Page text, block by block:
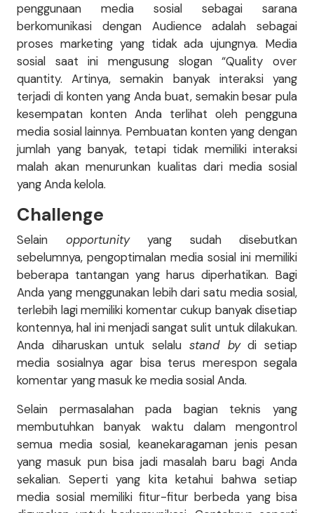
penggunaan media sosial sebagai sarana
berkomunikasi dengan Audience adalah sebagai
proses marketing yang tidak ada ujungnya. Media
sosial saat ini mengusung slogan “Quality over
quantity. Artinya, semakin banyak interaksi yang
terjadi di konten yang Anda buat, semakin besar pula
kesempatan konten Anda terlihat oleh pengguna
media sosial lainnya. Pembuatan konten yang dengan
jumlah yang banyak, tetapi tidak memiliki interaksi
malah akan menurunkan kualitas dari media sosial
yang Anda kelola.
Challenge
Selain opportunityyang sudah disebutkan
sebelumnya, pengoptimalan media sosial ini memiliki
beberapa tantangan yang harus diperhatikan. Bagi
Anda yang menggunakan lebih dari satu media sosial,
terlebih lagi memiliki komentar cukup banyak disetiap
kontennya, hal ini menjadi sangat sulit untuk dilakukan.
Anda diharuskan untuk selalu stand bydi setiap
media sosialnya agar bisa terus merespon segala
komentar yang masuk ke media sosial Anda.
Selain permasalahan pada bagian teknis yang
membutuhkan banyak waktu dalam mengontrol
semua media sosial, keanekaragaman jenis pesan
yang masuk pun bisa jadi masalah baru bagi Anda
sekalian. Seperti yang kita ketahui bahwa setiap
media sosial memiliki fitur-fitur berbeda yang bisa